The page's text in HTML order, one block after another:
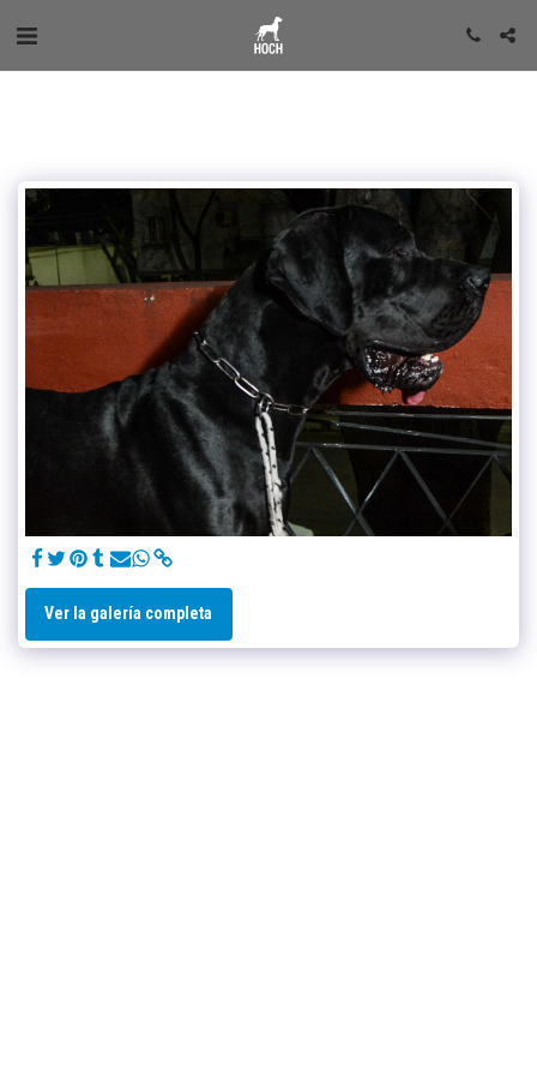
Ver la galería completa